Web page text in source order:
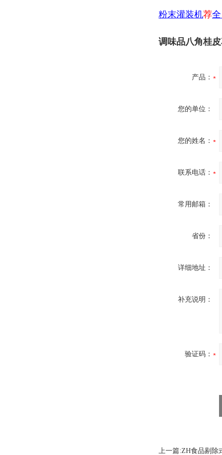
粉末灌装机荐
调味品八角桂
产品：
您的单位：
您的姓名：
联系电话：
常用邮箱：
省份：
详细地址：
补充说明：
验证码：
上一篇:ZH食品剔除